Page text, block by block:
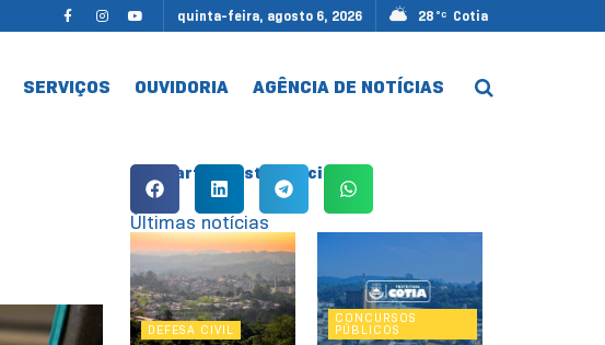
quinta-feira, agosto 6, 2026 28 °C Cotia
SERVIÇOS OUVIDORIA AGÊNCIA DE NOTÍCIAS
Compartilhe esta notícia:
Últimas notícias
DEFESA CIVIL
CONCURSOS
PÚBLICOS